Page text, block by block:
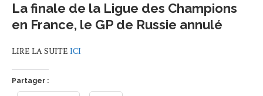
La finale de la Ligue des Champions
en France, le GP de Russie annulé
LIRE LA SUITE ICI
Partager :